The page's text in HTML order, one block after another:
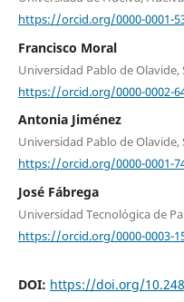
https://orcid.org/0000-0001-
Francisco Moral
Universidad Pablo de Olavide,
https://orcid.org/0000-0002-
Antonia Jiménez
Universidad Pablo de Olavide,
https://orcid.org/0000-0001-
José Fábrega
Universidad Tecnológica de
https://orcid.org/0000-0003-
DOI: https://doi.org/